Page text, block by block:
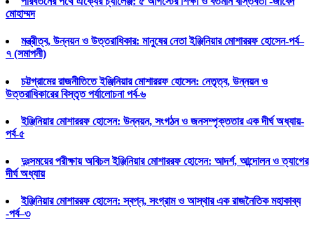
মোহাম্মদ
মন্ত্রীত্ব, উন্নয়ন ও উত্তরাধিকার: মানুষের নেতা ইঞ্জিনিয়ার মোশাররফ হোসেন-পর্ব–
৭ (সমাপনী)
চট্টগ্রামের রাজনীতিতে ইঞ্জিনিয়ার মোশাররফ হোসেন: নেতৃত্ব, উন্নয়ন ও
উত্তরাধিকারের বিস্তৃত পর্যালোচনা পর্ব-৬
ইঞ্জিনিয়ার মোশাররফ হোসেন: উন্নয়ন, সংগঠন ও জনসম্পৃক্ততার এক দীর্ঘ অধ্যায়-
পর্ব-৫
দুঃসময়ের পরীক্ষায় অবিচল ইঞ্জিনিয়ার মোশাররফ হোসেন: আদর্শ, আন্দোলন ও ত্যাগের
দীর্ঘ অধ্যায়
ইঞ্জিনিয়ার মোশাররফ হোসেন: স্বপ্ন, সংগ্রাম ও আস্থার এক রাজনৈতিক মহাকাব্য
-পর্ব–৩